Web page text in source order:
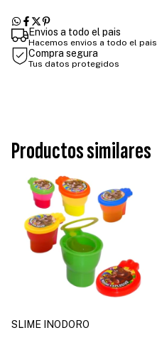
Envios a todo el pais
Hacemos envios a todo el pais
Compra segura
Tus datos protegidos
Productos similares
SLIME INODORO